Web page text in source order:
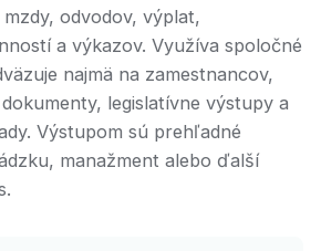
odvodov, výplat,
a výkazov. Využíva spoločné
najmä na zamestnancov,
legislatívne výstupy a
Výstupom sú prehľadné
manažment alebo ďalší